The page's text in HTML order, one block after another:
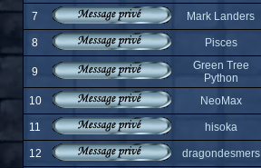
7 Mark Landers
8 Pisces
9
Green Tree
Python
10
NeoMax
11 hisoka
12 dragondesmers